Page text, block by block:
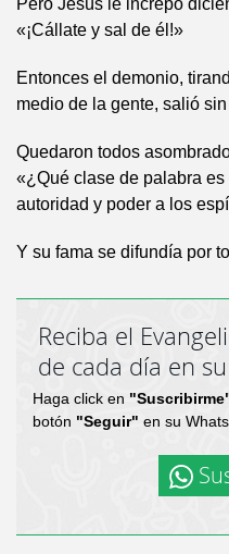
Pero Jesús le increpó
«¡Cállate y sal de él!»
Entonces el demonio,
medio de la gente, salió
Quedaron todos
«¿Qué clase de palabra
autoridad y poder a los
Y su fama se difundía por
Reciba el
de cada día en
Haga click en
botón "Seguir" en su